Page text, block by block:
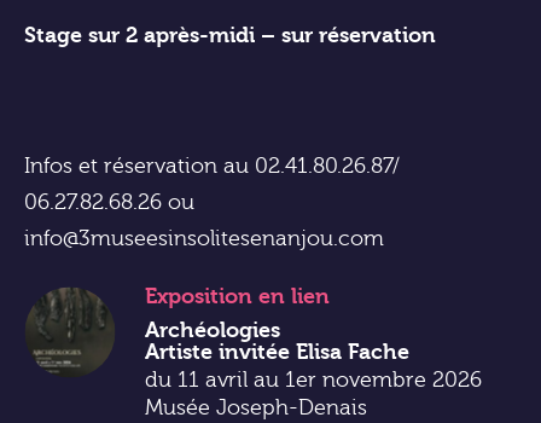
Stage sur 2 après-midi – sur réservation
Infos et réservation au 02.41.80.26.87/
06.27.82.68.26 ou
info@3museesinsolitesenanjou.com
Exposition en lien
Archéologies
Artiste invitée Elisa Fache
du 11 avril au 1er novembre 2026
Musée Joseph-Denais